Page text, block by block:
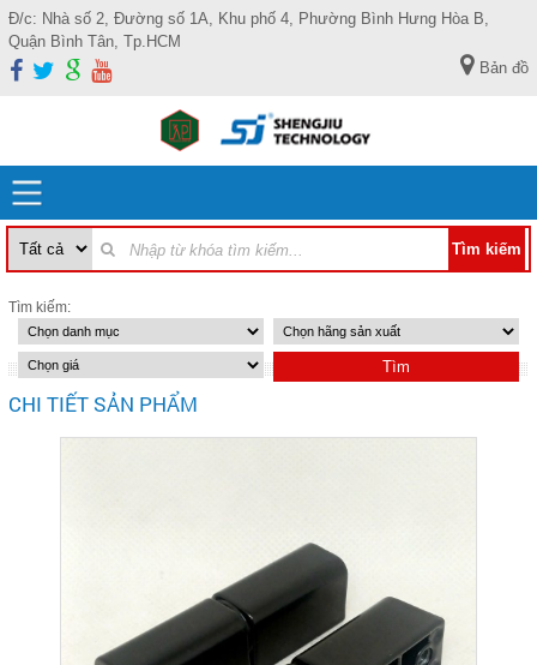
Đ/c: Nhà số 2, Đường số 1A, Khu phố 4, Phường Bình Hưng Hòa B,
Quận Bình Tân, Tp.HCM
Bản đồ
Tìm kiếm:
CHI TIẾT SẢN PHẨM